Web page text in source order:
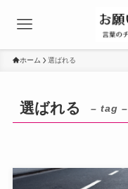
ホーム 選ばれる
選ばれる – tag –